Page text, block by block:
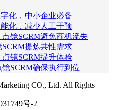
化，中小企业必备
化，减少人工干预
镜SCRM避免商机流失
提炼共性需求
镜SCRM提升体验
SCRM确保执行到位
CO., Ltd. All Rights
号-2